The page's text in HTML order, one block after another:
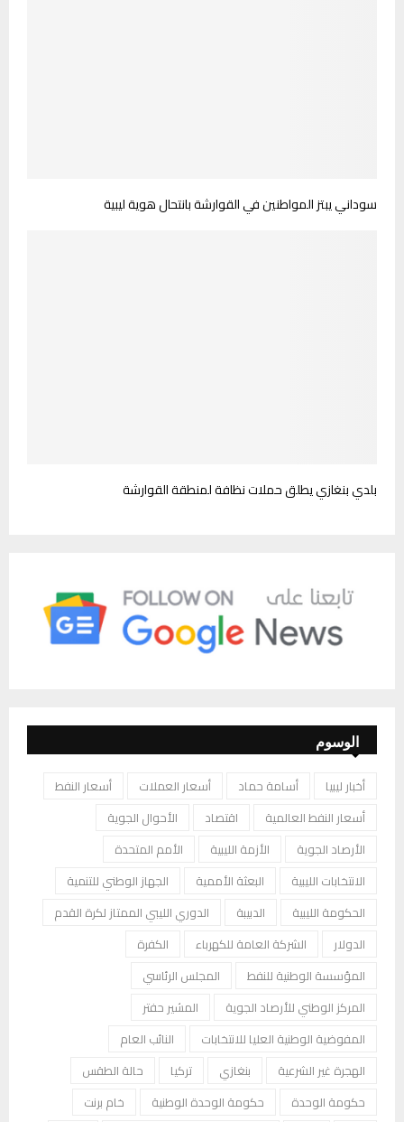
سوداني يبتز المواطنين في القوارشة بانتحال هوية ليبية
بلدي بنغازي يطلق حملات نظافة لمنطقة القوارشة
الوسوم
أخبار ليبيا أسامة حماد أسعار العملات
أسعار النفط
أسعار النفط العالمية
اقتصاد
الأحوال الجوية
الأرصاد الجوية
الأزمة الليبية
الأمم المتحدة
الانتخابات الليبية
البعثة الأممية
الجهاز الوطني للتنمية
الحكومة الليبية
الدبيبة
الدوري الليبي الممتاز لكرة القدم
الدولار
الشركة العامة للكهرباء
الكفرة
المؤسسة الوطنية للنفط
المجلس الرئاسي
المركز الوطني للأرصاد الجوية
المشير حفتر
المفوضية الوطنية العليا للانتخابات
النائب العام
الهجرة غير الشرعية
بنغازي تركيا
حالة الطقس
حكومة الوحدة
حكومة الوحدة الوطنية
خام برنت